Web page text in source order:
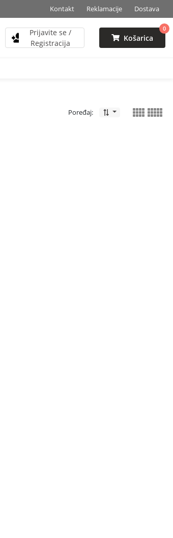
Kontakt Reklamacije Dostava
Prijavite se /
Registracija
Košarica
0
Poređaj: